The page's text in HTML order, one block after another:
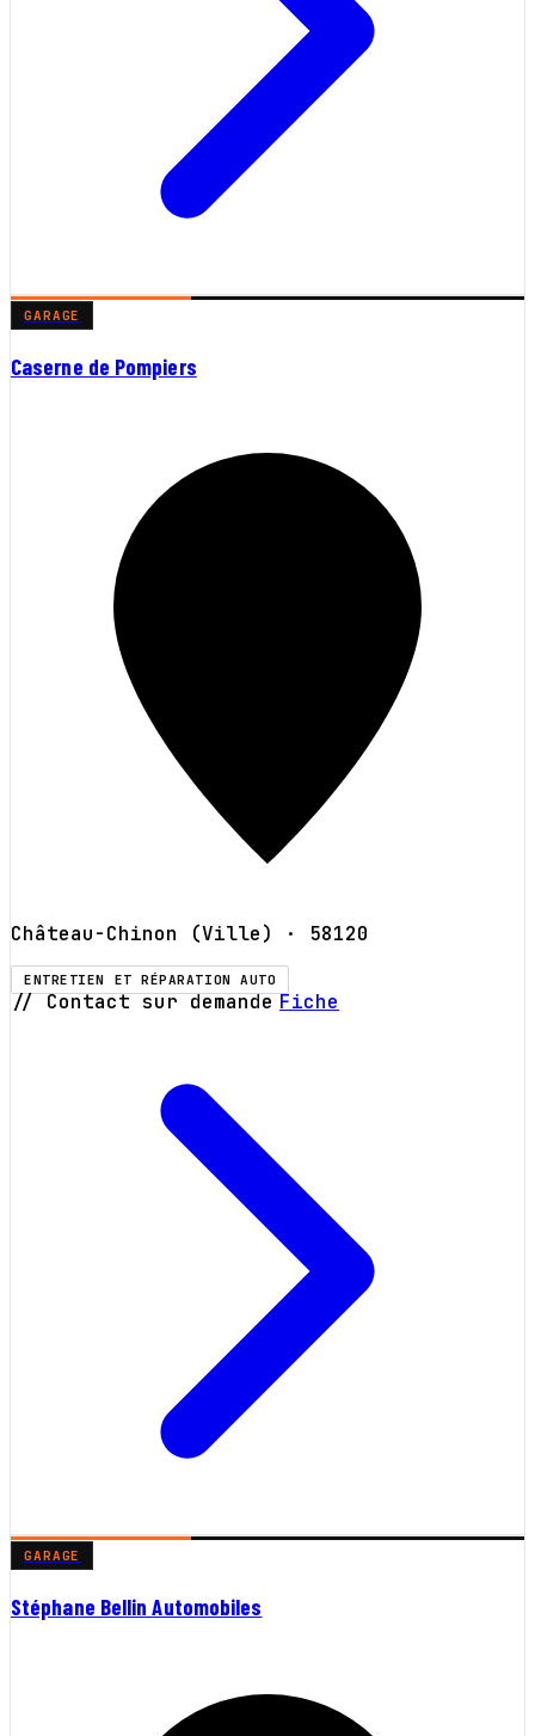
GARAGE
Caserne de Pompiers
Château-Chinon (Ville) · 58120
ENTRETIEN ET RÉPARATION AUTO
// Contact sur demande Fiche
GARAGE
Stéphane Bellin Automobiles